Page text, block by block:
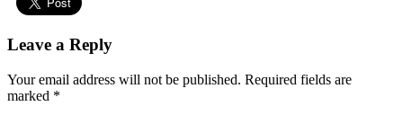
Leave a Reply
Your email address will not be published. Required fields are
marked *